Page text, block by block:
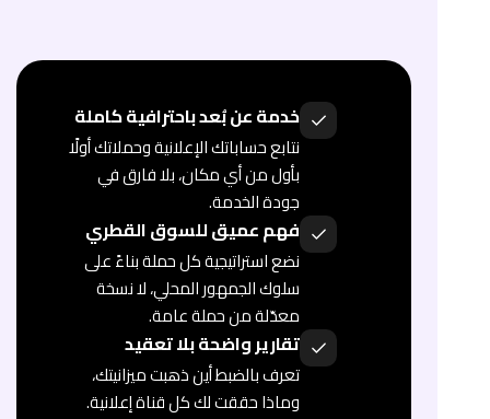
خدمة عن بُعد باحترافية كاملة
نتابع حساباتك الإعلانية وحملاتك أولًا
بأول من أي مكان، بلا فارق في
جودة الخدمة.
فهم عميق للسوق القطري
نضع استراتيجية كل حملة بناءً على
سلوك الجمهور المحلي، لا نسخة
معدّلة من حملة عامة.
تقارير واضحة بلا تعقيد
تعرف بالضبط أين ذهبت ميزانيتك،
وماذا حققت لك كل قناة إعلانية.